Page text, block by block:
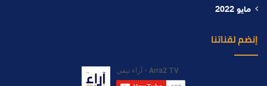
مايو 2022
إنضم لقناتنا